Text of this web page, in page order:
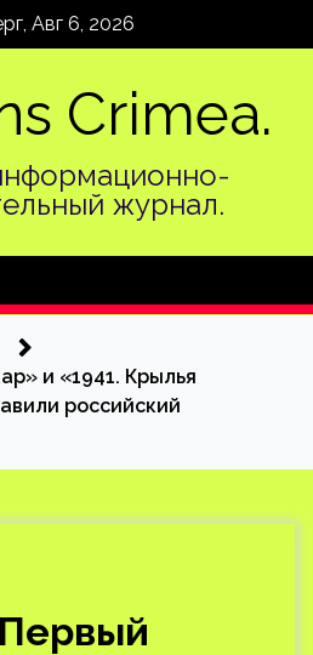
Авг 6, 2026
Crimea.
журнал.
и «1941. Крылья
российский